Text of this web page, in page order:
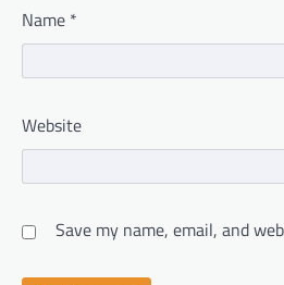
Name *
Website
Save my name, email, and